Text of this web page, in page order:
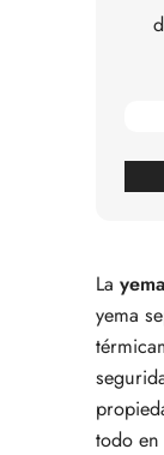
La
yema
todo en